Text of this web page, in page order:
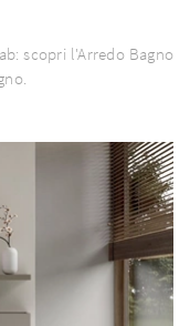
scopri l'Arredo Bagno